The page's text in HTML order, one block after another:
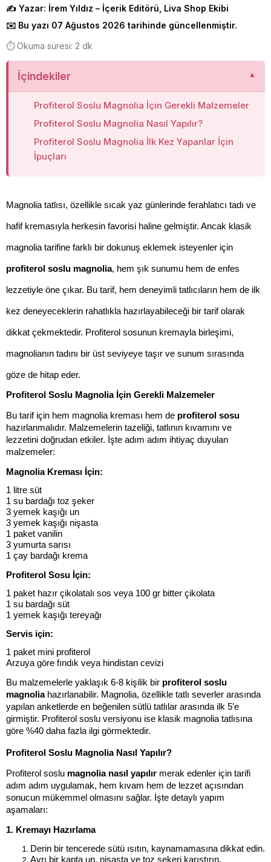
✍️ Yazar: İrem Yıldız – İçerik Editörü, Liva Shop Ekibi
✉️ Bu yazı 07 Ağustos 2026 tarihinde güncellenmiştir.
⏱️ Okuma süresi: 2 dk
İçindekiler
Profiterol Soslu Magnolia İçin Gerekli Malzemeler
Profiterol Soslu Magnolia Nasıl Yapılır?
Profiterol Soslu Magnolia İlk Kez Yapanlar İçin
İpuçları
Magnolia tatlısı, özellikle sıcak yaz günlerinde ferahlatıcı tadı ve
hafif kremasıyla herkesin favorisi haline gelmiştir. Ancak klasik
profiterol soslu magnolia, hem şık sunumu hem de enfes
lezzetiyle öne çıkar. Bu tarif, hem deneyimli tatlıcıların hem de ilk
kez deneyeceklerin rahatlıkla hazırlayabileceği bir tarif olarak
dikkat çekmektedir. Profiterol sosunun kremayla birleşimi,
magnolianın tadını bir üst seviyeye taşır ve sunum sırasında
göze de hitap eder.
Profiterol Soslu Magnolia İçin Gerekli Malzemeler
Bu tarif için hem magnolia kreması hem de profiterol sosu
hazırlanmalıdır. Malzemelerin tazeliği, tatlının kıvamını ve
lezzetini doğrudan etkiler. İşte adım adım ihtiyaç duyulan
malzemeler:
Magnolia Kreması İçin:
1 litre süt
1 su bardağı toz şeker
3 yemek kaşığı un
3 yemek kaşığı nişasta
1 paket vanilin
3 yumurta sarısı
1 çay bardağı krema
Profiterol Sosu İçin:
1 paket hazır çikolatalı sos veya 100 gr bitter çikolata
1 su bardağı süt
1 yemek kaşığı tereyağı
Servis için:
1 paket mini profiterol
Arzuya göre fındık veya hindistan cevizi
Bu malzemelerle yaklaşık 6-8 kişilik bir profiterol soslu
magnolia hazırlanabilir. Magnolia, özellikle tatlı severler arasında
yapılan anketlerde en beğenilen sütlü tatlılar arasında ilk 5’e
girmiştir. Profiterol soslu versiyonu ise klasik magnolia tatlısına
göre %40 daha fazla ilgi görmektedir.
Profiterol Soslu Magnolia Nasıl Yapılır?
Profiterol soslu magnolia nasıl yapılır merak edenler için tarifi
adım adım uygulamak, hem kıvam hem de lezzet açısından
sonucun mükemmel olmasını sağlar. İşte detaylı yapım
aşamaları:
1. Kremayı Hazırlama
Derin bir tencerede sütü ısıtın, kaynamamasına dikkat edin.
Ayrı bir kapta un, nişasta ve toz şekeri karıştırın.